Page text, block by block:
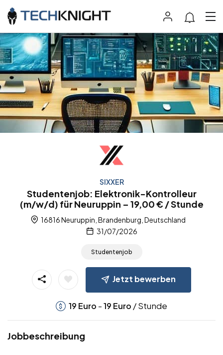
SIXXER
Studentenjob: Elektronik-Kontrolleur
(m/w/d) für Neuruppin – 19,00 € / Stunde
16816 Neuruppin, Brandenburg, Deutschland
31/07/2026
Studentenjob
Jetzt bewerben
19 Euro -19 Euro / Stunde
Jobbeschreibung